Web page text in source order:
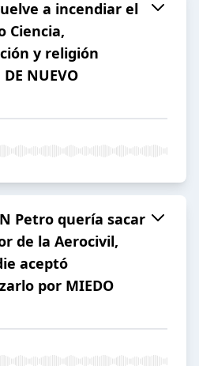
a incendiar el
Ciencia,
y religión
DE NUEVO
Petro quería sacar
de la Aerocivil,
aceptó
por MIEDO